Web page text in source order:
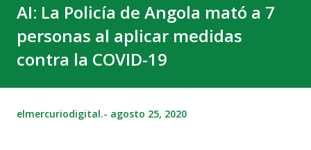
AI: La Policía de Angola mató a 7
personas al aplicar medidas
contra la COVID-19
elmercuriodigital.- agosto 25, 2020